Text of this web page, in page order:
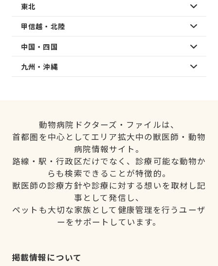
東北
甲信越・北陸
中国・四国
九州・沖縄
動物病院ドクターズ・ファイルは、
首都圏を中心としてエリア拡大中の獣医師・動物
病院情報サイト。
路線・駅・行政区だけでなく、診療可能な動物か
らも検索できることが特徴的。
獣医師の診療方針や診療に対する想いを取材し記
事として発信し、
ペットも大切な家族として健康管理を行うユーザ
ーをサポートしています。
掲載情報について